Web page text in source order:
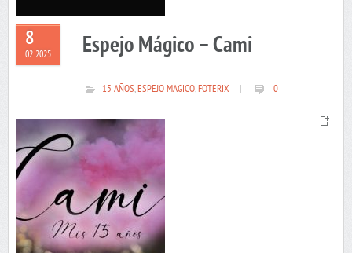
8
02 2025 Espejo Mágico – Cami
15 AÑOS,ESPEJO MAGICO,FOTERIX 0